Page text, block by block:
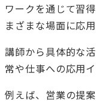
ワークを通じて習
まざまな場面に応用
講師から具体的な
常や仕事への応用
例えば、営業の提